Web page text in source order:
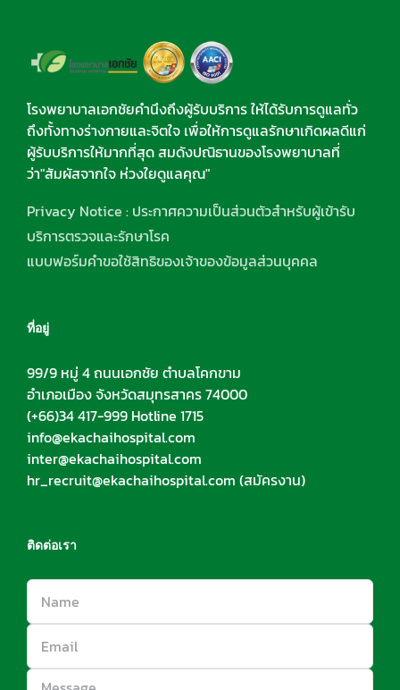
โรงพยาบาลเอกชัยคำนึงถึงผู้รับบริการ ให้ได้รับการดูแลทั่ว
ถึงทั้งทางร่างกายและจิตใจ เพื่อให้การดูแลรักษาเกิดผลดีแก่
ผู้รับบริการให้มากที่สุด สมดังปณิธานของโรงพยาบาลที่
ว่า"สัมผัสจากใจ ห่วงใยดูแลคุณ"
Privacy Notice : ประกาศความเป็นส่วนตัวสำหรับผู้เข้ารับ
บริการตรวจและรักษาโรค
แบบฟอร์มคำขอใช้สิทธิของเจ้าของข้อมูลส่วนบุคคล
ที่อยู่
99/9 หมู่ 4 ถนนเอกชัย ตำบลโคกขาม
อำเภอเมือง จังหวัดสมุทรสาคร 74000
(+66)34 417-999 Hotline 1715
info@ekachaihospital.com
inter@ekachaihospital.com
hr_recruit@ekachaihospital.com (สมัครงาน)
ติดต่อเรา